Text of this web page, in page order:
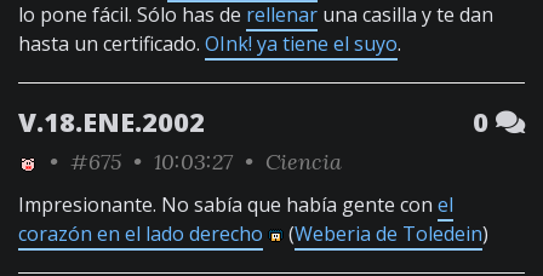
lo pone fácil. Sólo has de rellenar una casilla y te dan
hasta un certificado. OInk! ya tiene el suyo.
V.18.ENE.2002 0
• #675 • 10:03:27 • Ciencia
Impresionante. No sabía que había gente con el
corazón en el lado derecho
(Weberia de Toledein)